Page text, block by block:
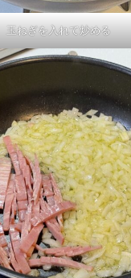
玉ねぎを入れて炒める